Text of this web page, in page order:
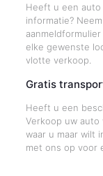
Heeft u een
informatie?
elke gewenste
vlotte verkoop.
Gratis
Heeft u een
Verkoop uw auto
waar u maar wilt
met ons op voor